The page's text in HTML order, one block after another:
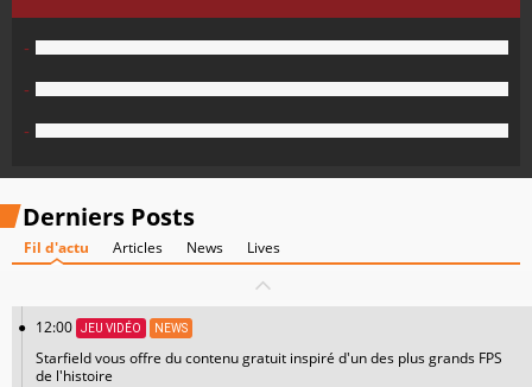
-
-
-
Derniers Posts
Fil d'actu Articles News Lives
12:00 JEU VIDÉO NEWS
Starfield vous offre du contenu gratuit inspiré d'un des plus grands FPS
de l'histoire